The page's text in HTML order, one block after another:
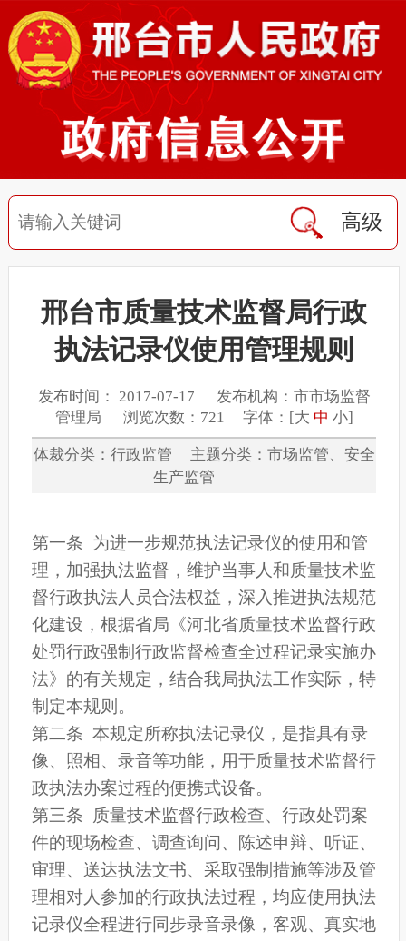
高级
邢台市质量技术监督局行政
执法记录仪使用管理规则
发布时间： 2017-07-17 发布机构：市市场监督
管理局 浏览次数：721 字体：[大 中 小]
体裁分类：行政监管 主题分类：市场监管、安全
生产监管
第一条 为进一步规范执法记录仪的使用和管
理，加强执法监督，维护当事人和质量技术监
督行政执法人员合法权益，深入推进执法规范
化建设，根据省局《河北省质量技术监督行政
处罚行政强制行政监督检查全过程记录实施办
法》的有关规定，结合我局执法工作实际，特
制定本规则。
第二条 本规定所称执法记录仪，是指具有录
像、照相、录音等功能，用于质量技术监督行
政执法办案过程的便携式设备。
第三条 质量技术监督行政检查、行政处罚案
件的现场检查、调查询问、陈述申辩、听证、
审理、送达执法文书、采取强制措施等涉及管
理相对人参加的行政执法过程，均应使用执法
记录仪全程进行同步录音录像，客观、真实地